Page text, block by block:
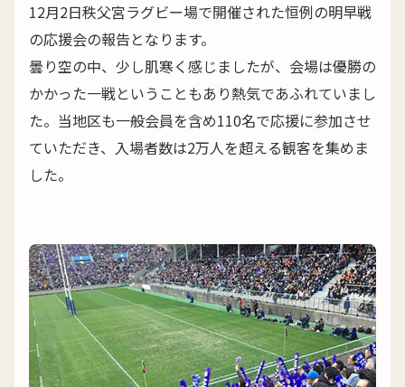
12月2日秩父宮ラグビー場で開催された恒例の明早戦
の応援会の報告となります。
曇り空の中、少し肌寒く感じましたが、会場は優勝の
かかった一戦ということもあり熱気であふれていまし
た。当地区も一般会員を含め110名で応援に参加させ
ていただき、入場者数は2万人を超える観客を集めま
した。